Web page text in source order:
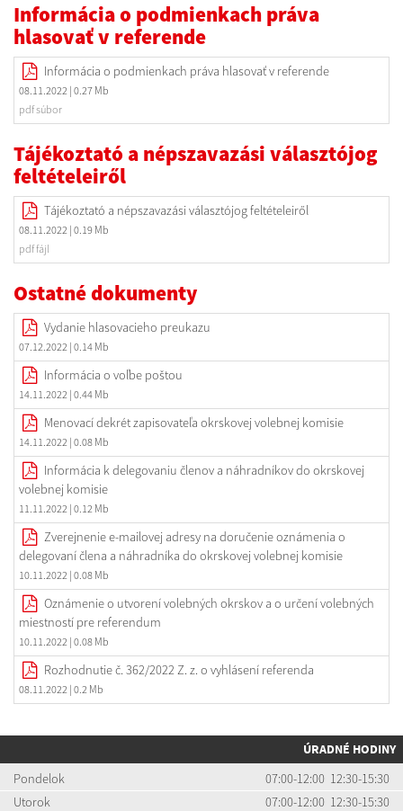
Informácia o podmienkach práva
hlasovať v referende
Informácia o podmienkach práva hlasovať v referende
08.11.2022 | 0.27 Mb
pdf súbor
Tájékoztató a népszavazási választójog
feltételeiről
Tájékoztató a népszavazási választójog feltételeiről
08.11.2022 | 0.19 Mb
pdf fájl
Ostatné dokumenty
Vydanie hlasovacieho preukazu
07.12.2022 | 0.14 Mb
Informácia o voľbe poštou
14.11.2022 | 0.44 Mb
Menovací dekrét zapisovateľa okrskovej volebnej komisie
14.11.2022 | 0.08 Mb
Informácia k delegovaniu členov a náhradníkov do okrskovej
volebnej komisie
11.11.2022 | 0.12 Mb
Zverejnenie e-mailovej adresy na doručenie oznámenia o
delegovaní člena a náhradníka do okrskovej volebnej komisie
10.11.2022 | 0.08 Mb
Oznámenie o utvorení volebných okrskov a o určení volebných
miestností pre referendum
10.11.2022 | 0.08 Mb
Rozhodnutie č. 362/2022 Z. z. o vyhlásení referenda
08.11.2022 | 0.2 Mb
ÚRADNÉ HODINY
Pondelok
07:00-12:00 12:30-15:30
Utorok
07:00-12:00 12:30-15:30